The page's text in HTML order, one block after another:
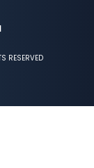
RESERVED